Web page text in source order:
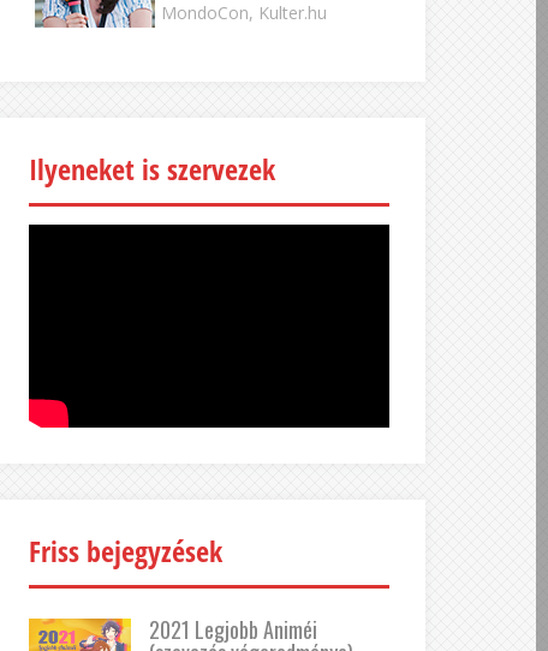
MondoCon, Kulter.hu
Ilyeneket is szervezek
Friss bejegyzések
2021 Legjobb Animéi